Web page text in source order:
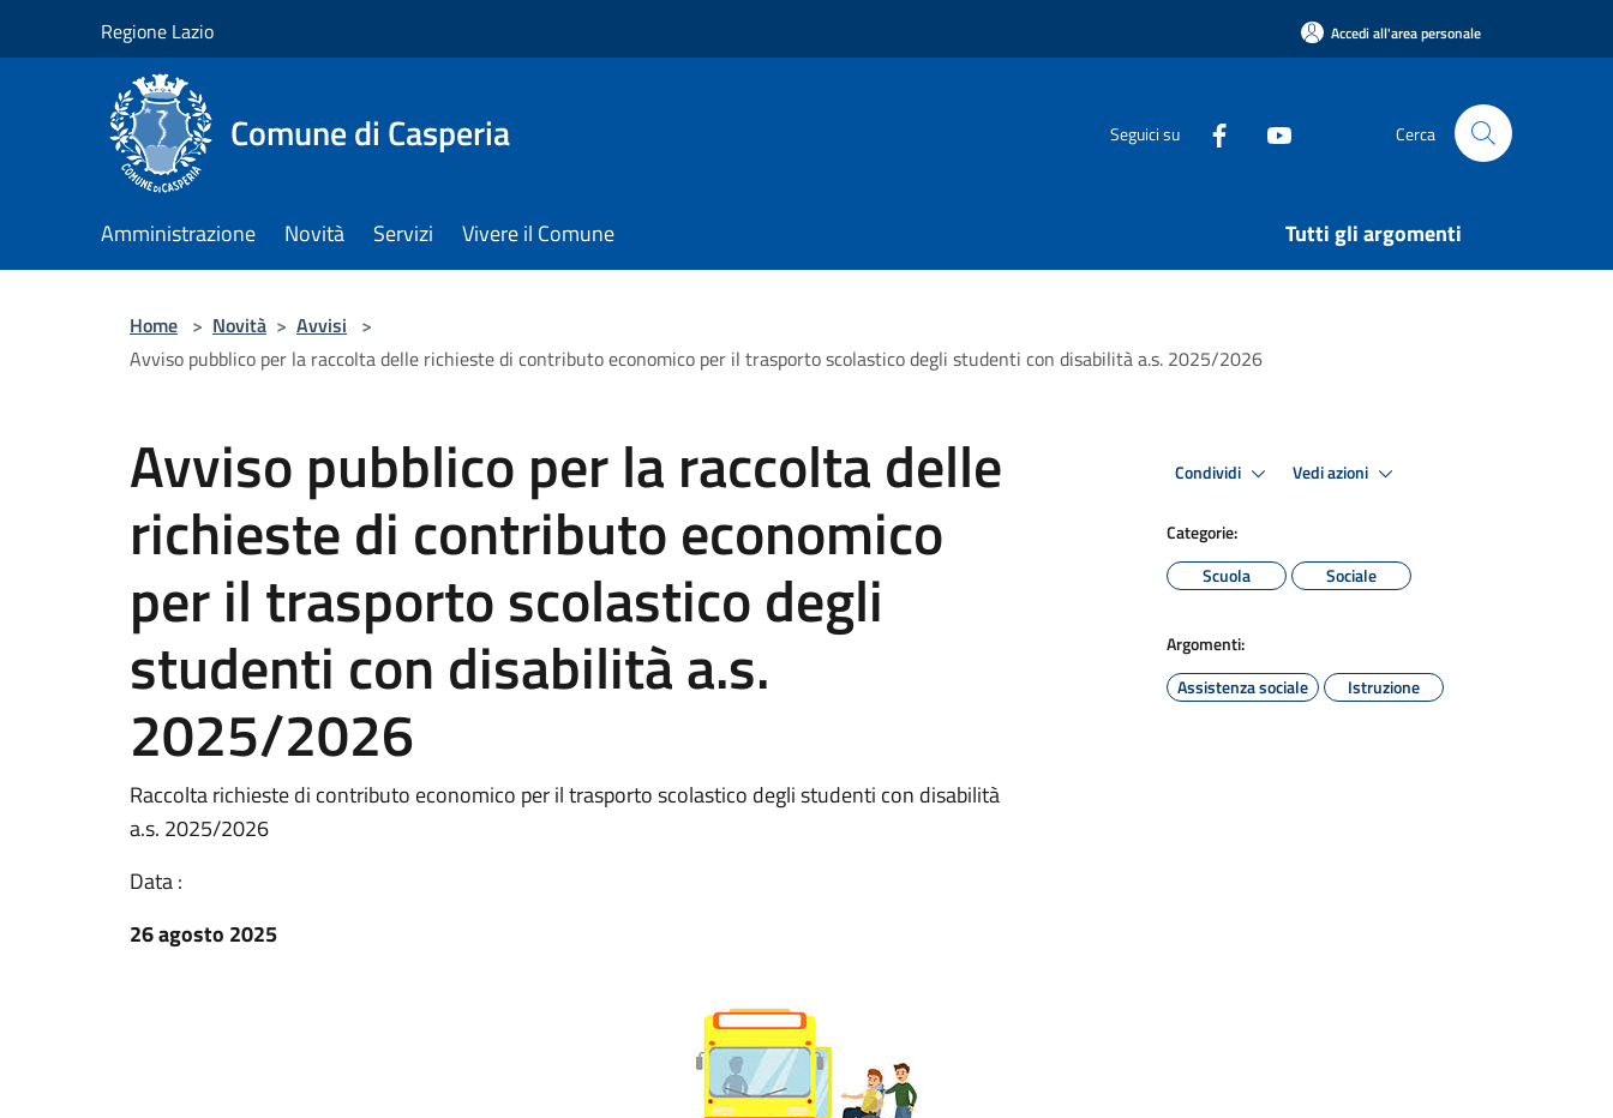
Regione Lazio Accedi all'area personale
Comune di Casperia Seguici su Cerca
Amministrazione Novità Servizi Vivere il Comune Tutti gli argomenti
Home > Novità > Avvisi >
Avviso pubblico per la raccolta delle richieste di contributo economico per il trasporto scolastico degli studenti con disabilità a.s. 2025/2026
Avviso pubblico per la raccolta delle
richieste di contributo economico
per il trasporto scolastico degli
studenti con disabilità a.s.
2025/2026
Raccolta richieste di contributo economico per il trasporto scolastico degli studenti con disabilità
a.s. 2025/2026
Data :
26 agosto 2025
Condividi Vedi azioni
Categorie:
Scuola
Sociale
Argomenti:
Assistenza sociale
Istruzione